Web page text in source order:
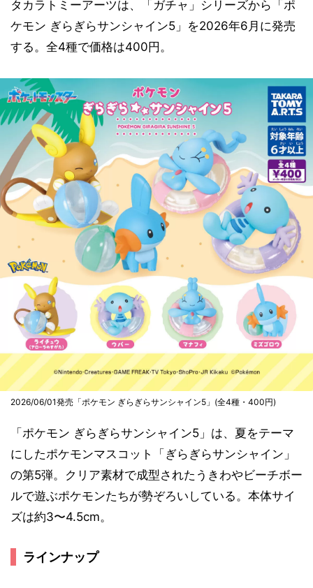
タカラトミーアーツは、「ガチャ」シリーズから「ポ
ケモン ぎらぎらサンシャイン5」を2026年6月に発売
する。全4種で価格は400円。
2026/06/01発売「ポケモン ぎらぎらサンシャイン5」(全4種・400円)
「ポケモン ぎらぎらサンシャイン5」は、夏をテーマ
にしたポケモンマスコット「ぎらぎらサンシャイン」
の第5弾。クリア素材で成型されたうきわやビーチボー
ルで遊ぶポケモンたちが勢ぞろいしている。本体サイ
ズは約3〜4.5cm。
ラインナップ